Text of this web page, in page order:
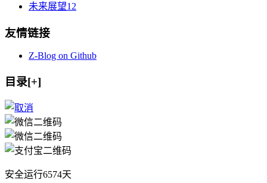
未来展望12
友情链接
Z-Blog on Github
目录[+]
安全运行6574天